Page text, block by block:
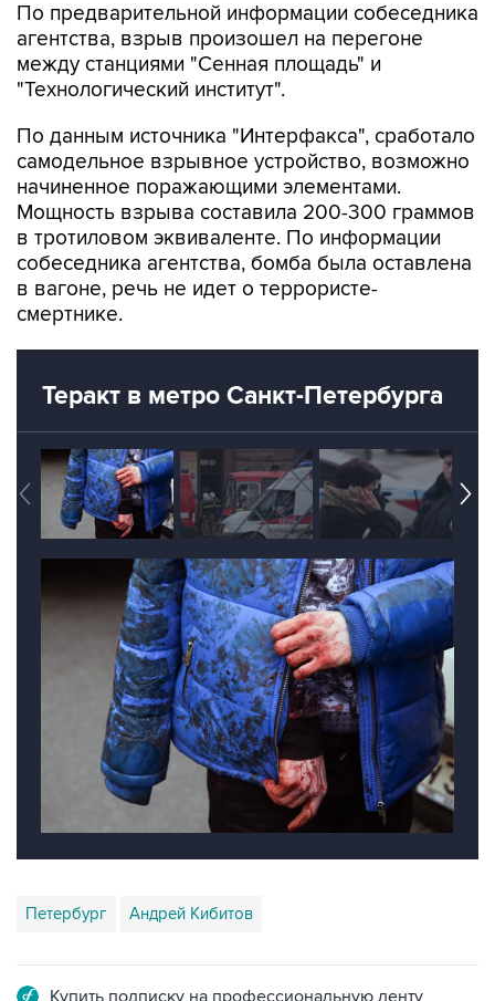
По предварительной информации собеседника
агентства, взрыв произошел на перегоне
между станциями "Сенная площадь" и
"Технологический институт".
По данным источника "Интерфакса", сработало
самодельное взрывное устройство, возможно
начиненное поражающими элементами.
Мощность взрыва составила 200-300 граммов
в тротиловом эквиваленте. По информации
собеседника агентства, бомба была оставлена
в вагоне, речь не идет о террористе-
смертнике.
Теракт в метро Санкт-Петербурга
Петербург Андрей Кибитов